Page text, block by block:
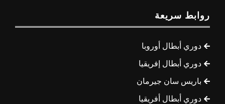
روابط سريعة
دوري أبطال أوروبا
دوري أبطال إفريقيا
باريس سان جيرمان
دوري أبطال أفريقيا